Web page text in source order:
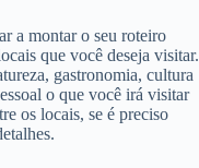
a montar o seu roteiro
que você deseja visitar.
gastronomia, cultura
o que você irá visitar
os locais, se é preciso